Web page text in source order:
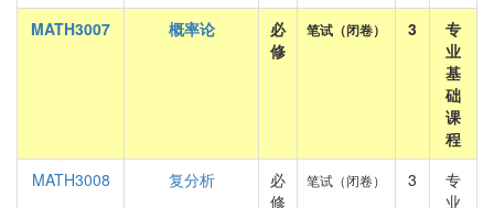
MATH3007
概率论
必
修
笔试（闭卷） 3
专
业
基
础
课
程
MATH3008
复分析
必
修
笔试（闭卷） 3
专
业